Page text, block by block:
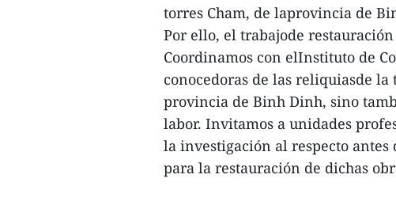
torres Cham, de laprovincia de
Por ello, el trabajode
Coordinamos con elInstituto de
conocedoras de las reliquiasde
provincia de Binh Dinh, sino
labor. Invitamos a unidades
la investigación al respecto
para la restauración de dichas